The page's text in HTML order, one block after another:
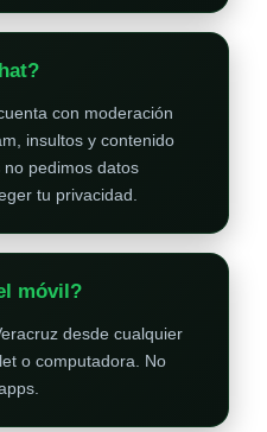
con moderación
insultos y contenido
no pedimos datos
tu privacidad.
móvil?
desde cualquier
o computadora. No